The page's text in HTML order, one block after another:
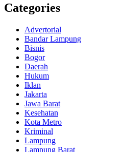
Categories
Advertorial
Bandar Lampung
Bisnis
Bogor
Daerah
Hukum
Iklan
Jakarta
Jawa Barat
Kesehatan
Kota Metro
Kriminal
Lampung
Lampung Barat